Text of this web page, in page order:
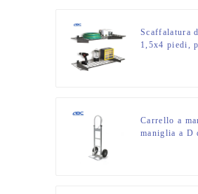
Scaffalatura
1,5x4 piedi,
Carrello a
maniglia a D